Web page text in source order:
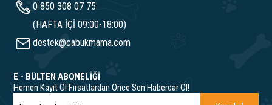
0 850 308 07 75
(HAFTA İÇİ 09:00-18:00)
destek@cabukmama.com
E - BÜLTEN ABONELİĞİ
Hemen Kayıt Ol Fırsatlardan Önce Sen Haberdar Ol!